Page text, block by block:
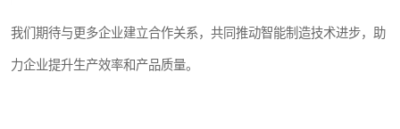
我们期待与更多企业建立合作关系，共同推动智能制造技术进步，助
力企业提升生产效率和产品质量。